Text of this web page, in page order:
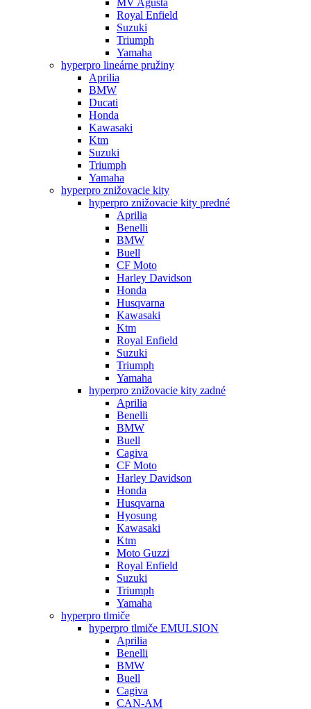
MV Agusta
Royal Enfield
Suzuki
Triumph
Yamaha
hyperpro lineárne pružiny
Aprilia
BMW
Ducati
Honda
Kawasaki
Ktm
Suzuki
Triumph
Yamaha
hyperpro znižovacie kity
hyperpro znižovacie kity predné
Aprilia
Benelli
BMW
Buell
CF Moto
Harley Davidson
Honda
Husqvarna
Kawasaki
Ktm
Royal Enfield
Suzuki
Triumph
Yamaha
hyperpro znižovacie kity zadné
Aprilia
Benelli
BMW
Buell
Cagiva
CF Moto
Harley Davidson
Honda
Husqvarna
Hyosung
Kawasaki
Ktm
Moto Guzzi
Royal Enfield
Suzuki
Triumph
Yamaha
hyperpro tlmiče
hyperpro tlmiče EMULSION
Aprilia
Benelli
BMW
Buell
Cagiva
CAN-AM